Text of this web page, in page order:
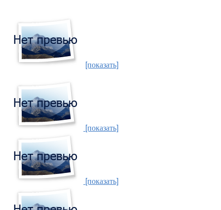
[показать]
[показать]
[показать]